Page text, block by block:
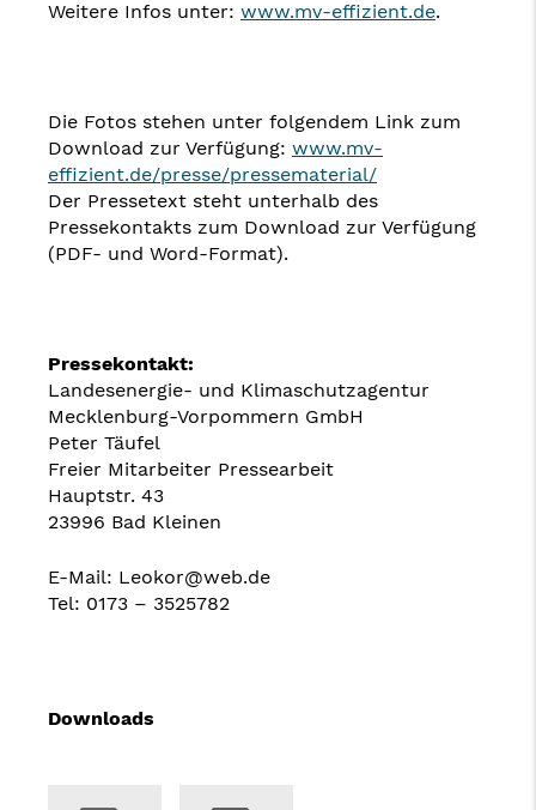
Weitere Infos unter: www.mv-effizient.de.
Die Fotos stehen unter folgendem Link zum
Download zur Verfügung: www.mv-
effizient.de/presse/pressematerial/
Der Pressetext steht unterhalb des
Pressekontakts zum Download zur Verfügung
(PDF- und Word-Format).
Pressekontakt:
Landesenergie- und Klimaschutzagentur
Mecklenburg-Vorpommern GmbH
Peter Täufel
Freier Mitarbeiter Pressearbeit
Hauptstr. 43
23996 Bad Kleinen
E-Mail: Leokor@web.de
Tel: 0173 – 3525782
Downloads